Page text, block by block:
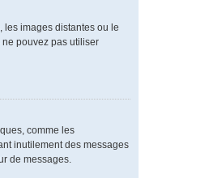
les images distantes ou le
pouvez pas utiliser
comme les
inutilement des messages
de messages.